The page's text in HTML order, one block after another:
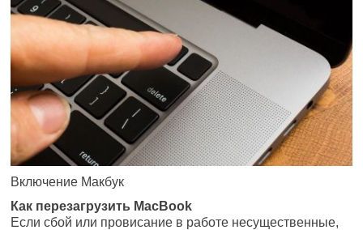
Включение Макбук
Как перезагрузить MacBook
Если сбой или провисание в работе несущественные,